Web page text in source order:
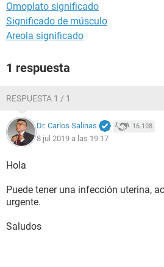
Omoplato significado
Significado de músculo
Areola significado
1 respuesta
RESPUESTA 1 / 1
Dr. Carlos Salinas 16.108
8 jul 2019 a las 19:17
Hola
Puede tener una infección uterina,
urgente.
Saludos